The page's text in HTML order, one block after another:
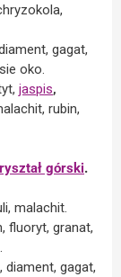
gagat,
oko.
jaspis,
rubin,
górski.
malachit.
fluoryt, granat,
diament, gagat,